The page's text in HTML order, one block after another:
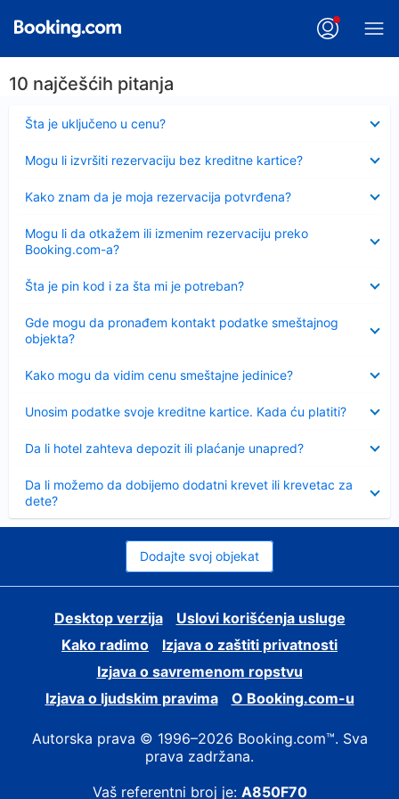
10 najčešćih pitanja
Šta je uključeno u cenu?
Sažeto
Mogu li izvršiti rezervaciju bez kreditne kartice?
Kako znam da je moja rezervacija potvrđena?
Mogu li da otkažem ili izmenim rezervaciju preko
Booking.com-a?
Šta je pin kod i za šta mi je potreban?
Sažeto
Gde mogu da pronađem kontakt podatke smeštajnog
objekta?
Kako mogu da vidim cenu smeštajne jedinice?
Unosim podatke svoje kreditne kartice. Kada ću platiti?
Da li hotel zahteva depozit ili plaćanje unapred?
Da li možemo da dobijemo dodatni krevet ili krevetac za
dete?
Dodajte svoj objekat
Desktop verzija
Uslovi korišćenja usluge
Kako radimo
Izjava o zaštiti privatnosti
Izjava o savremenom ropstvu
Izjava o ljudskim pravima
О Booking.com-u
Autorska prava © 1996–2026 Booking.com™. Sva
prava zadržana.
Vaš referentni broj je: A850F70